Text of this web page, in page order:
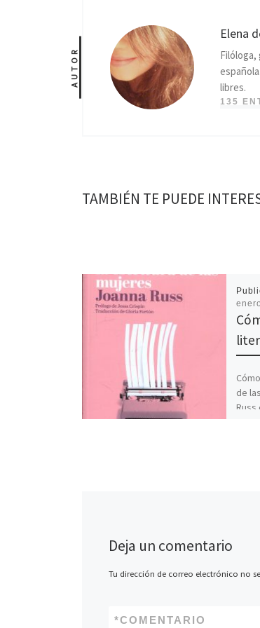
AUTOR
Elena
libres.
135
TAMBIÉN TE PUEDE
de
Russ
Deja un comentario
Tu dirección de correo electrónico no
COMENTARIO
*